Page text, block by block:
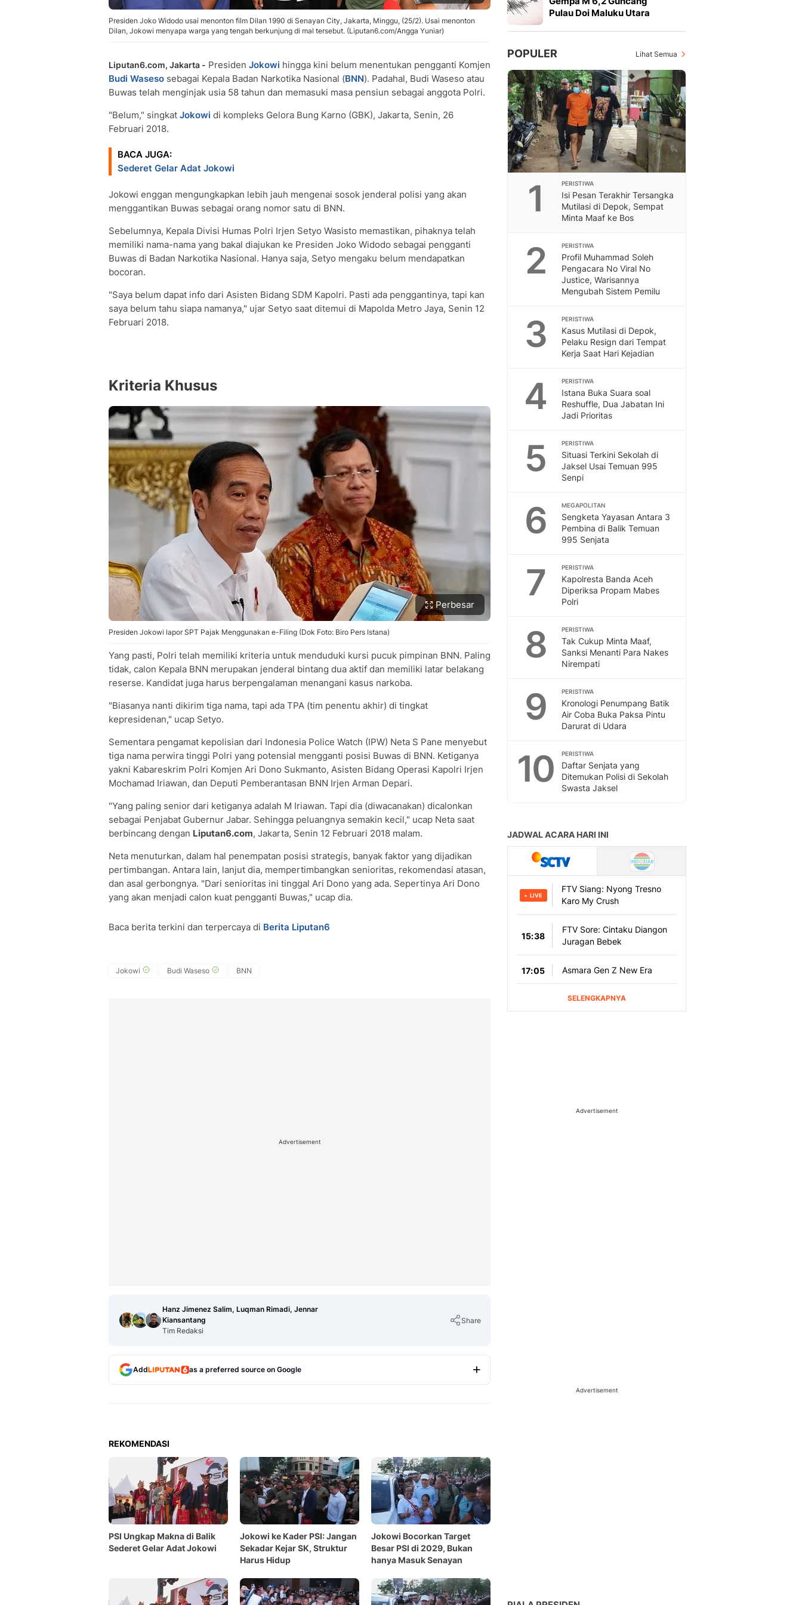
Presiden Joko Widodo usai menonton film Dilan 1990 di Senayan City, Jakarta, Minggu, (25/2). Usai menonton
Dilan, Jokowi menyapa warga yang tengah berkunjung di mal tersebut. (Liputan6.com/Angga Yuniar)
Liputan6.com, Jakarta - Presiden Jokowi hingga kini belum menentukan pengganti Komjen
Budi Waseso sebagai Kepala Badan Narkotika Nasional (BNN). Padahal, Budi Waseso atau
Buwas telah menginjak usia 58 tahun dan memasuki masa pensiun sebagai anggota Polri.
"Belum," singkat Jokowi di kompleks Gelora Bung Karno (GBK), Jakarta, Senin, 26
Februari 2018.
BACA JUGA:
Sederet Gelar Adat Jokowi
Jokowi enggan mengungkapkan lebih jauh mengenai sosok jenderal polisi yang akan
menggantikan Buwas sebagai orang nomor satu di BNN.
Sebelumnya, Kepala Divisi Humas Polri Irjen Setyo Wasisto memastikan, pihaknya telah
memiliki nama-nama yang bakal diajukan ke Presiden Joko Widodo sebagai pengganti
Buwas di Badan Narkotika Nasional. Hanya saja, Setyo mengaku belum mendapatkan
bocoran.
"Saya belum dapat info dari Asisten Bidang SDM Kapolri. Pasti ada penggantinya, tapi kan
saya belum tahu siapa namanya," ujar Setyo saat ditemui di Mapolda Metro Jaya, Senin 12
Februari 2018.
Kriteria Khusus
Perbesar
Presiden Jokowi lapor SPT Pajak Menggunakan e-Filing (Dok Foto: Biro Pers Istana)
Yang pasti, Polri telah memiliki kriteria untuk menduduki kursi pucuk pimpinan BNN. Paling
tidak, calon Kepala BNN merupakan jenderal bintang dua aktif dan memiliki latar belakang
reserse. Kandidat juga harus berpengalaman menangani kasus narkoba.
"Biasanya nanti dikirim tiga nama, tapi ada TPA (tim penentu akhir) di tingkat
kepresidenan," ucap Setyo.
Sementara pengamat kepolisian dari Indonesia Police Watch (IPW) Neta S Pane menyebut
tiga nama perwira tinggi Polri yang potensial mengganti posisi Buwas di BNN. Ketiganya
yakni Kabareskrim Polri Komjen Ari Dono Sukmanto, Asisten Bidang Operasi Kapolri Irjen
Mochamad Iriawan, dan Deputi Pemberantasan BNN Irjen Arman Depari.
"Yang paling senior dari ketiganya adalah M Iriawan. Tapi dia (diwacanakan) dicalonkan
sebagai Penjabat Gubernur Jabar. Sehingga peluangnya semakin kecil," ucap Neta saat
berbincang dengan Liputan6.com, Jakarta, Senin 12 Februari 2018 malam.
Neta menuturkan, dalam hal penempatan posisi strategis, banyak faktor yang dijadikan
pertimbangan. Antara lain, lanjut dia, mempertimbangkan senioritas, rekomendasi atasan,
dan asal gerbongnya. "Dari senioritas ini tinggal Ari Dono yang ada. Sepertinya Ari Dono
yang akan menjadi calon kuat pengganti Buwas," ucap dia.
Baca berita terkini dan terpercaya di Berita Liputan6
Jokowi Budi Waseso BNN
Advertisement
Hanz Jimenez Salim, Luqman Rimadi, Jennar
Kiansantang
Tim Redaksi
Share
Add as a preferred source on Google
REKOMENDASI
PSI Ungkap Makna di Balik
Sederet Gelar Adat Jokowi
Jokowi ke Kader PSI: Jangan
Sekadar Kejar SK, Struktur
Harus Hidup
Jokowi Bocorkan Target
Besar PSI di 2029, Bukan
hanya Masuk Senayan
Pulau Doi Maluku Utara
POPULER Lihat Semua
1 PERISTIWA
Isi Pesan Terakhir Tersangka
Mutilasi di Depok, Sempat
Minta Maaf ke Bos
2 PERISTIWA
Profil Muhammad Soleh
Pengacara No Viral No
Justice, Warisannya
Mengubah Sistem Pemilu
3 PERISTIWA
Kasus Mutilasi di Depok,
Pelaku Resign dari Tempat
Kerja Saat Hari Kejadian
4 PERISTIWA
Istana Buka Suara soal
Reshuffle, Dua Jabatan Ini
Jadi Prioritas
5 PERISTIWA
Situasi Terkini Sekolah di
Jaksel Usai Temuan 995
Senpi
6 MEGAPOLITAN
Sengketa Yayasan Antara 3
Pembina di Balik Temuan
995 Senjata
7 PERISTIWA
Kapolresta Banda Aceh
Diperiksa Propam Mabes
Polri
8 PERISTIWA
Tak Cukup Minta Maaf,
Sanksi Menanti Para Nakes
Nirempati
9 PERISTIWA
Kronologi Penumpang Batik
Air Coba Buka Paksa Pintu
Darurat di Udara
10 PERISTIWA
Daftar Senjata yang
Ditemukan Polisi di Sekolah
Swasta Jaksel
Advertisement
Advertisement